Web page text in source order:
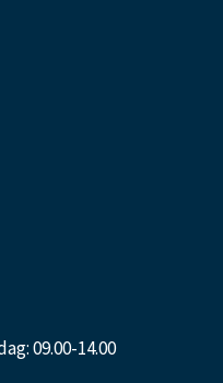
09.00-14.00